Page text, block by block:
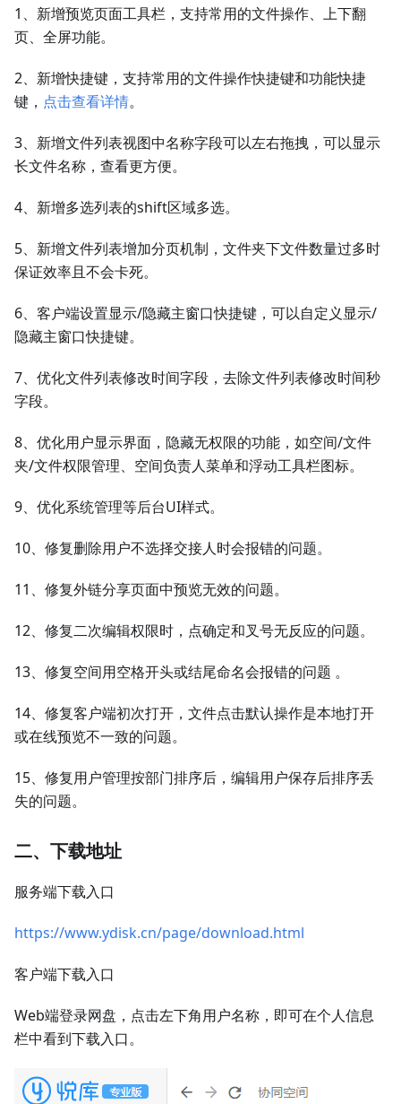
1、新增预览页面工具栏，支持常用的文件操作、上下翻
页、全屏功能。
2、新增快捷键，支持常用的文件操作快捷键和功能快捷
键， 点击查看详情。
3、新增文件列表视图中名称字段可以左右拖拽，可以显示
长文件名称，查看更方便。
4、新增多选列表的shift区域多选。
5、新增文件列表增加分页机制，文件夹下文件数量过多时
保证效率且不会卡死。
6、客户端设置显示/隐藏主窗口快捷键，可以自定义显示/
隐藏主窗口快捷键。
7、优化文件列表修改时间字段，去除文件列表修改时间秒
字段。
8、优化用户显示界面，隐藏无权限的功能，如空间/文件
夹/文件权限管理、空间负责人菜单和浮动工具栏图标。
9、优化系统管理等后台UI样式。
10、修复删除用户不选择交接人时会报错的问题。
11、修复外链分享页面中预览无效的问题。
12、修复二次编辑权限时，点确定和叉号无反应的问题。
13、修复空间用空格开头或结尾命名会报错的问题 。
14、修复客户端初次打开，文件点击默认操作是本地打开
或在线预览不一致的问题。
15、修复用户管理按部门排序后，编辑用户保存后排序丢
失的问题。
二、下载地址
服务端下载入口
https://www.ydisk.cn/page/download.html
客户端下载入口
Web端登录网盘，点击左下角用户名称，即可在个人信息
栏中看到下载入口。